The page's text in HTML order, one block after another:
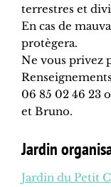
terrestres et
En cas de
protègera.
Ne vous privez
06 85 02 46 23
et Bruno.
Jardin
Jardin du Petit